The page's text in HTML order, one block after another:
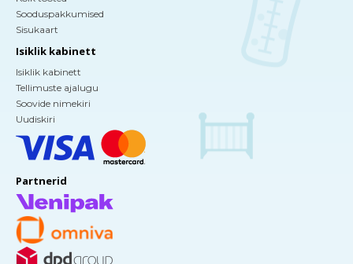
Sooduspakkumised
Sisukaart
Isiklik kabinett
Isiklik kabinett
Tellimuste ajalugu
Soovide nimekiri
Uudiskiri
Partnerid